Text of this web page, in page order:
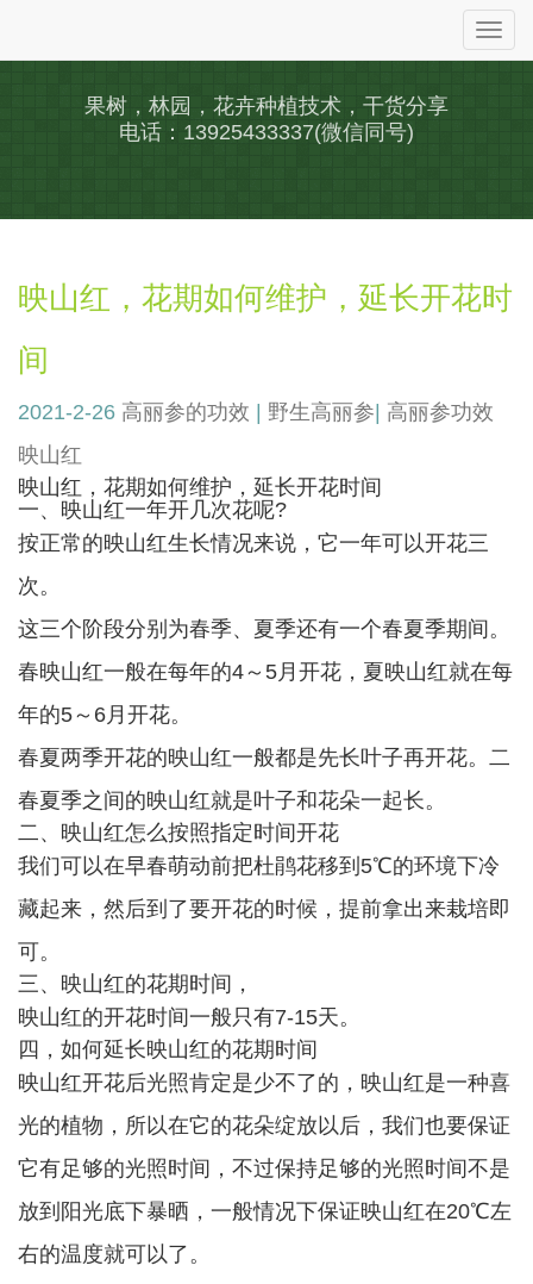
果树，林园，花卉种植技术，干货分享
电话：13925433337(微信同号)
映山红，花期如何维护，延长开花时
间
2021-2-26 高丽参的功效 野生高丽参 高丽参功效
映山红
映山红，花期如何维护，延长开花时间
一、映山红一年开几次花呢?
按正常的映山红生长情况来说，它一年可以开花三
次。
这三个阶段分别为春季、夏季还有一个春夏季期间。
春映山红一般在每年的4～5月开花，夏映山红就在每
年的5～6月开花。
春夏两季开花的映山红一般都是先长叶子再开花。二
春夏季之间的映山红就是叶子和花朵一起长。
二、映山红怎么按照指定时间开花
我们可以在早春萌动前把杜鹃花移到5℃的环境下冷
藏起来，然后到了要开花的时候，提前拿出来栽培即
可。
三、映山红的花期时间，
映山红的开花时间一般只有7-15天。
四，如何延长映山红的花期时间
映山红开花后光照肯定是少不了的，映山红是一种喜
光的植物，所以在它的花朵绽放以后，我们也要保证
它有足够的光照时间，不过保持足够的光照时间不是
放到阳光底下暴晒，一般情况下保证映山红在20℃左
右的温度就可以了。